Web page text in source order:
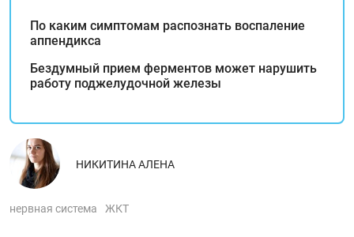
По каким симптомам распознать воспаление
аппендикса
Бездумный прием ферментов может нарушить
работу поджелудочной железы
НИКИТИНА АЛЕНА
нервная система ЖКТ